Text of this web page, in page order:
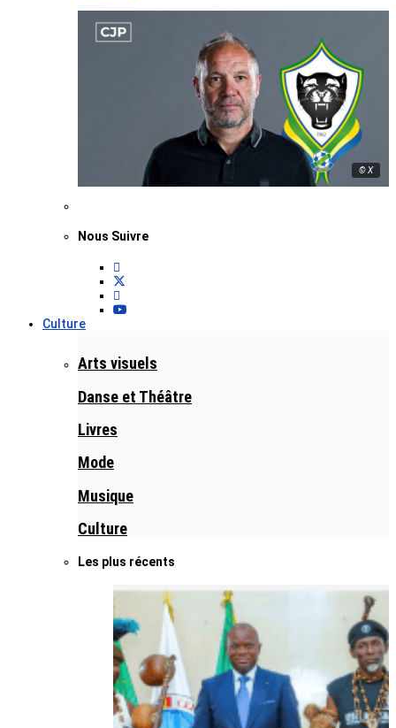
© X
Nous Suivre
Culture
Arts visuels
Danse et Théâtre
Livres
Mode
Musique
Culture
Les plus récents